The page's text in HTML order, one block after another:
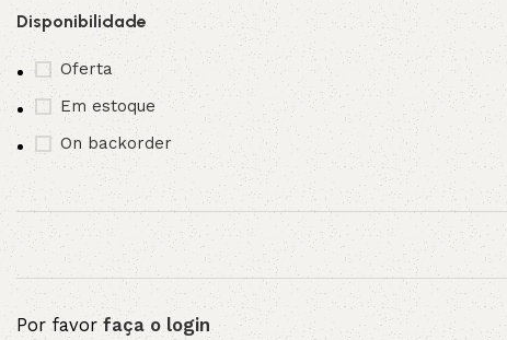
A AX
CX D
PL SPA
XPA XPB
Disponibilidade
Oferta
Em estoque
On backorder
Por favor faça o login